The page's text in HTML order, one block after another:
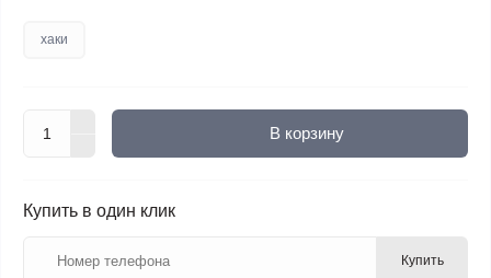
хаки
В корзину
Купить в один клик
Купить